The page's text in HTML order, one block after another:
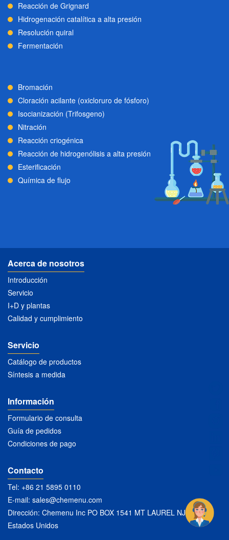
Reacción de Grignard
Hidrogenación catalítica a alta presión
Resolución quiral
Fermentación
Bromación
Cloración acilante (oxicloruro de fósforo)
Isocianización (Trifosgeno)
Nitración
Reacción criogénica
Reacción de hidrogenólisis a alta presión
Esterificación
Química de flujo
Acerca de nosotros
Introducción
Servicio
I+D y plantas
Calidad y cumplimiento
Servicio
Catálogo de productos
Síntesis a medida
Información
Formulario de consulta
Guía de pedidos
Condiciones de pago
Contacto
Tel: +86 21 5895 0110
E-mail: sales@chemenu.com
Dirección: Chemenu Inc PO BOX 1541 MT LAUREL NJ 08054
Estados Unidos